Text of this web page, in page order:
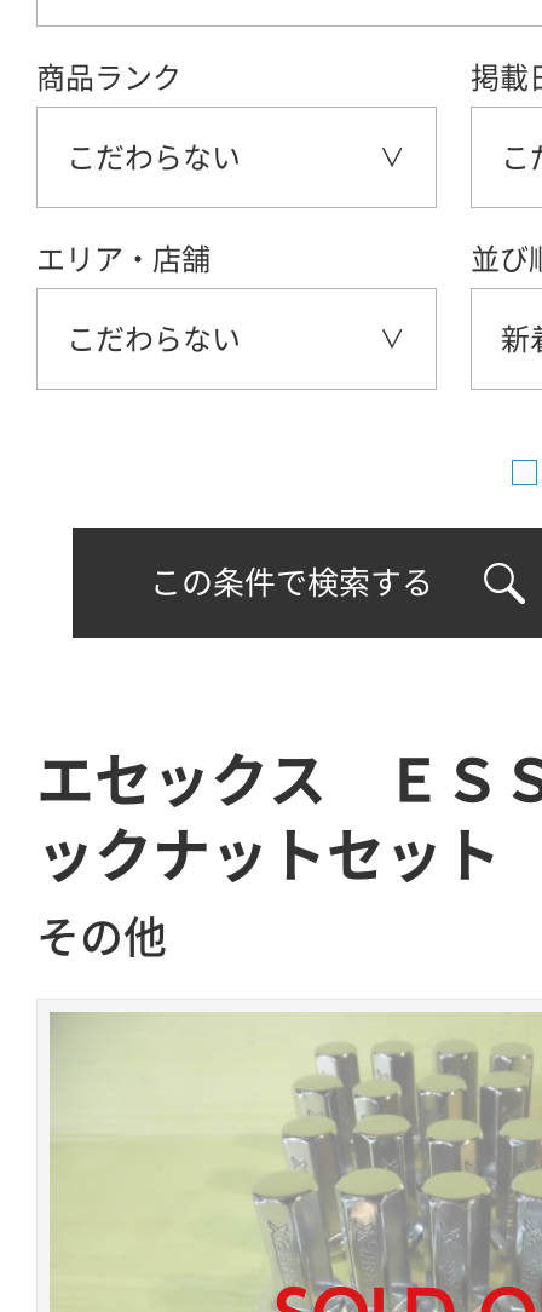
商品ランク
こだわらない
掲載
こ
エリア・店舗
こだわらない
並び
新
この条件で検索する
エセックス Ｅ
ックナットセッ
その他